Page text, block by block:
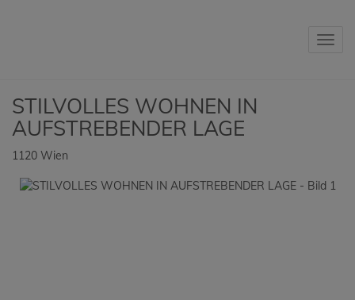
STILVOLLES WOHNEN IN
AUFSTREBENDER LAGE
1120 Wien